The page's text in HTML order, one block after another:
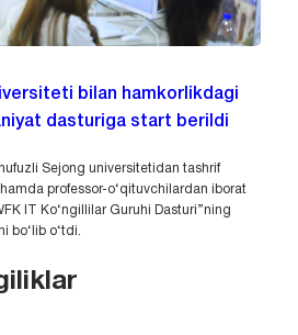
bilan hamkorlikdagi
dasturiga start berildi
Sejong universitetidan tashrif
professor-o‘qituvchilardan iborat
IT Ko‘ngillilar Guruhi Dasturi”ning
bo‘lib o‘tdi.